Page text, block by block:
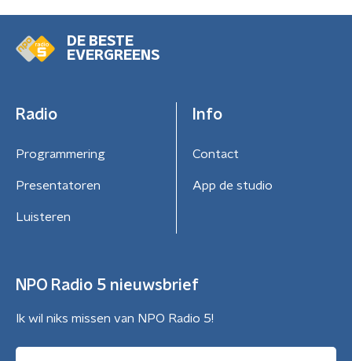
DE BESTE
EVERGREENS
Radio
Programmering
Presentatoren
Luisteren
Info
Contact
App de studio
NPO Radio 5 nieuwsbrief
Ik wil niks missen van NPO Radio 5!